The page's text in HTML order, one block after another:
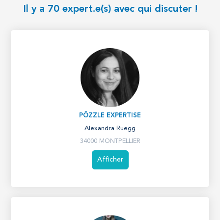
Il y a 70 expert.e(s) avec qui discuter !
PÔZZLE EXPERTISE
Alexandra Ruegg
34000 MONTPELLIER
Afficher